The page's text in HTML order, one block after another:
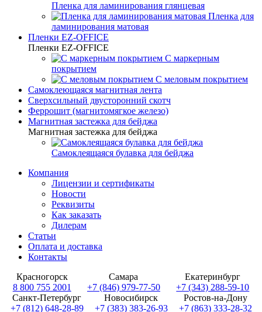
Пленка для ламинирования глянцевая
Пленка для
ламинирования матовая
Пленки EZ-OFFICE
Пленки EZ-OFFICE
С маркерным
покрытием
С меловым покрытием
Самоклеющаяся магнитная лента
Сверхсильный двусторонний скотч
Феррошит (магнитомягкое железо)
Магнитная застежка для бейджа
Магнитная застежка для бейджа
Самоклеящаяся булавка для бейджа
Компания
Лицензии и сертификаты
Новости
Реквизиты
Как заказать
Дилерам
Статьи
Оплата и доставка
Контакты
Красногорск
8 800 755 2001
Самара
+7 (846) 979-77-50
Екатеринбург
+7 (343) 288-59-10
Санкт-Петербург
+7 (812) 648-28-89
Новосибирск
+7 (383) 383-26-93
Ростов-на-Дону
+7 (863) 333-28-32